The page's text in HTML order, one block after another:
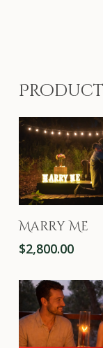
Añadir Al
Marry Me
$2,800.00